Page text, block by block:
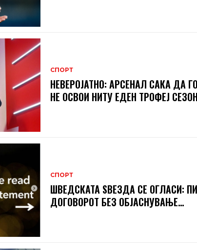
СПОРТ
НЕВЕРОЈАТНО: АРСЕНАЛ САКА ДА
НЕ ОСВОИ НИТУ ЕДЕН ТРОФЕЈ
СПОРТ
ШВЕДСКАТА ЅВЕЗДА СЕ ОГЛАСИ:
ДОГОВОРОТ БЕЗ ОБЈАСНУВАЊЕ…